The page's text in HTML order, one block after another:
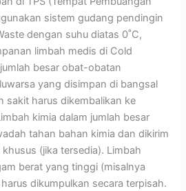
sistem gudang pendingin
dengan suhu diatas 0˚C,
limbah medis di Cold
besar obat-obatan
yang disimpan di bangsal
sakit harus dikembalikan ke
kimia dalam jumlah besar
tahan bahan kimia dan dikirim
(jika tersedia). Limbah
berat yang tinggi (misalnya
dikumpulkan secara terpisah.